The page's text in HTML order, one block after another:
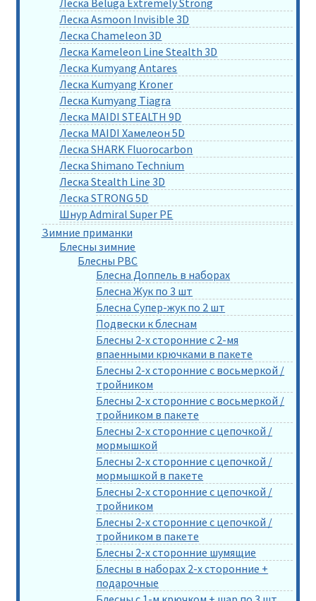
Леска Asmoon Invisible 3D
Леска Chameleon 3D
Леска Kameleon Line Stealth 3D
Леска Kumyang Antares
Леска Kumyang Kroner
Леска Kumyang Tiagra
Леска MAIDI STEALTH 9D
Леска MAIDI Хамелеон 5D
Леска SHARK Fluorocarbon
Леска Shimano Technium
Леска Stealth Line 3D
Леска STRONG 5D
Шнур Admiral Super PE
Зимние приманки
Блесны зимние
Блесны РВС
Блесна Доппель в наборах
Блесна Жук по 3 шт
Блесна Супер-жук по 2 шт
Подвески к блеснам
Блесны 2-х сторонние с 2-мя
впаенными крючками в пакете
Блесны 2-х сторонние с восьмеркой /
тройником
Блесны 2-х сторонние с восьмеркой /
тройником в пакете
Блесны 2-х сторонние с цепочкой /
мормышкой
Блесны 2-х сторонние с цепочкой /
мормышкой в пакете
Блесны 2-х сторонние с цепочкой /
тройником
Блесны 2-х сторонние с цепочкой /
тройником в пакете
Блесны 2-х сторонние шумящие
Блесны в наборах 2-х сторонние +
подарочные